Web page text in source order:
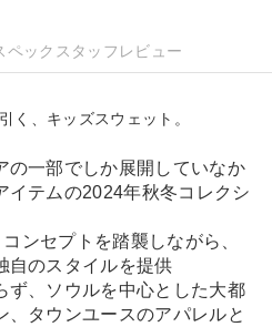
ペック スタッフレビュー
く、キッズスウェット。
の一部でしか展開していなか
イテムの2024年秋冬コレクシ
ンセプトを踏襲しながら、
自のスタイルを提供
ず、ソウルを中心とした大都
、タウンユースのアパレルと